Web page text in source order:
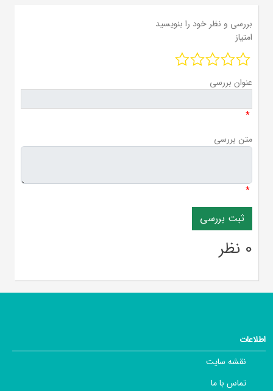
بررسی و نظر خود را بنویسید
امتیاز
عنوان بررسی
*
متن بررسی
*
0 نظر
اطلاعات
نقشه سایت
تماس با ما